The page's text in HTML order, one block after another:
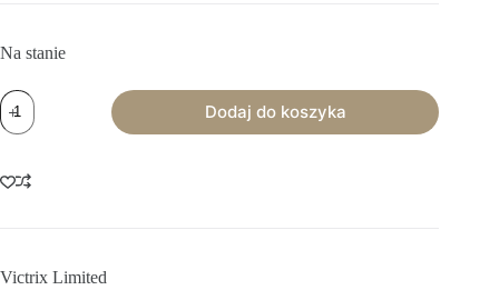
Na stanie
ilość
Victrix
Limited:
Dodaj do koszyka
Victrix Limited